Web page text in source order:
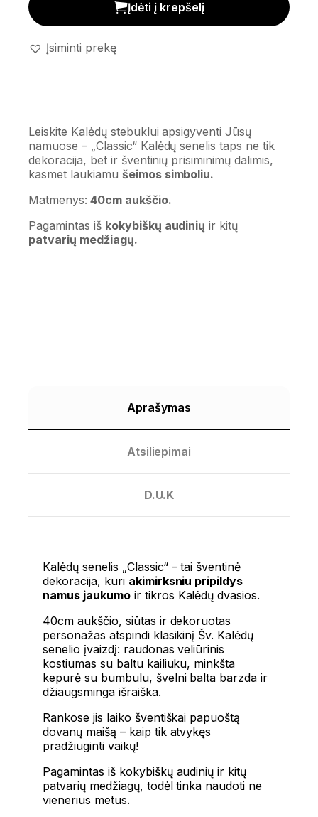
Įdėti į krepšelį
Įsiminti prekę
Leiskite Kalėdų stebuklui apsigyventi Jūsų
namuose – „Classic“ Kalėdų senelis taps ne tik
dekoracija, bet ir šventinių prisiminimų dalimis,
kasmet laukiamu šeimos simboliu.
Matmenys: 40cm aukščio.
Pagamintas iš kokybiškų audinių ir kitų
patvarių medžiagų.
Aprašymas
Atsiliepimai
D.U.K
Kalėdų senelis „Classic“– tai šventinė
dekoracija, kuri akimirksniu pripildys
namus jaukumoir tikros Kalėdų dvasios.
40cm aukščio, siūtas ir dekoruotas
personažas atspindi klasikinį Šv. Kalėdų
senelio įvaizdį: raudonas veliūrinis
kostiumas su baltu kailiuku, minkšta
kepurė su bumbulu, švelni balta barzda ir
džiaugsminga išraiška.
Rankose jis laiko šventiškai papuoštą
dovanų maišą – kaip tik atvykęs
pradžiuginti vaikų!
Pagamintas iš kokybiškų audinių ir kitų
patvarių medžiagų, todėl tinka naudoti ne
vienerius metus.